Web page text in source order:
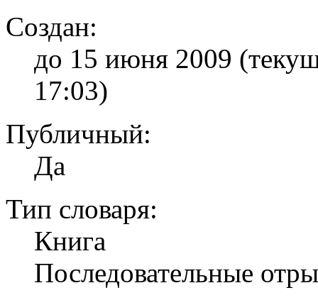
Создан:
до 15 июня 2009
17:03)
Публичный:
Да
Тип словаря:
Книга
Последовательные